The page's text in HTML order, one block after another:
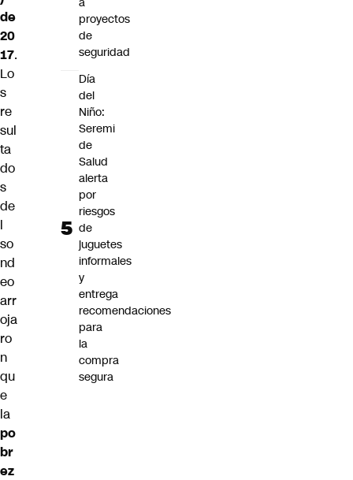
de
20
17.
Lo
s
re
sul
ta
do
s
de
l
so
nd
eo
arr
oja
ro
n
qu
e
la
po
br
ez
proyectos
de
seguridad
Día
del
Niño:
Seremi
de
Salud
alerta
por
riesgos
de
juguetes
informales
y
entrega
recomendaciones
para
la
compra
segura